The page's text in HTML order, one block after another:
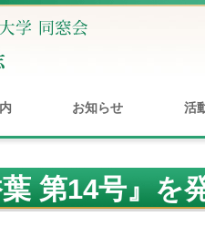
お知らせ 活
第14号』を